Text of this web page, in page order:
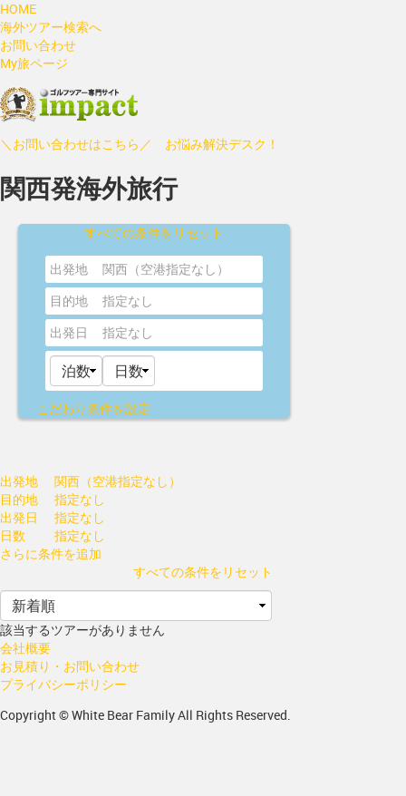
HOME
海外ツアー検索へ
お問い合わせ
My旅ページ
＼お問い合わせはこちら／ お悩み解決デスク！
関西発海外旅行
すべての条件をリセット
出発地
関西（空港指定なし）
目的地
指定なし
出発日
指定なし
こだわり条件を設定
出発地
関西（空港指定なし）
目的地
指定なし
出発日
指定なし
日数
指定なし
さらに条件を追加
すべての条件をリセット
該当するツアーがありません
会社概要
お見積り・お問い合わせ
プライバシーポリシー
Copyright © White Bear Family All Rights Reserved.